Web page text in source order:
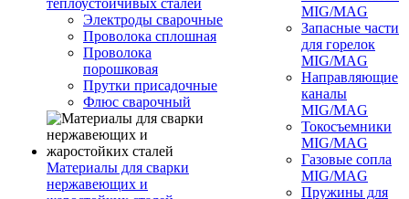
теплоустойчивых сталей
Электроды сварочные
Проволока сплошная
Проволока
порошковая
Прутки присадочные
Флюс сварочный
Материалы для сварки
нержавеющих и
MIG/MAG
Запасные части
для горелок
MIG/MAG
Направляющие
каналы
MIG/MAG
Токосъемники
MIG/MAG
Газовые сопла
MIG/MAG
Пружины для